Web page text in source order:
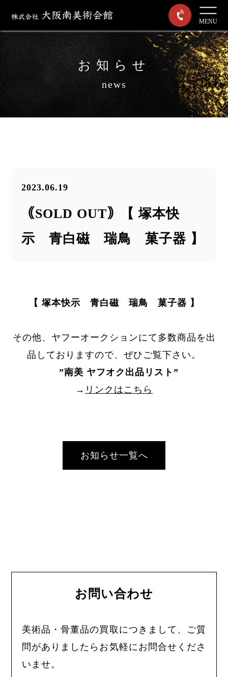
MENU
お知らせ
news
2023.06.19
｟SOLD OUT｠【 塚本快
示 青白磁 瑞鳥 菓子器 】
【 塚本快示 青白磁 瑞鳥 菓子器 】
その他、ヤフーオークションにて多数商品を出
品しておりますので、ぜひご覧下さい。
”南美 ヤフオク出品リスト ”
→ リンクはこちら
お知らせ一覧へ
お問い合わせ
美術品・骨董品の買取につきまして、ご質
問がありましたらお気軽にお問合せくださ
いませ。